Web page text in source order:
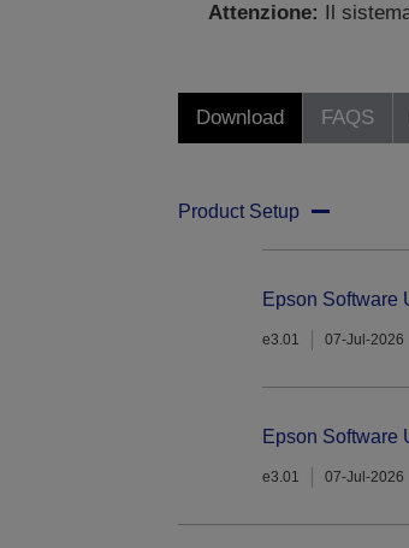
Attenzione:
Il
Download FAQS
Product Setup
Epson Software
e3.01 07-Jul-2026
Epson Software
e3.01 07-Jul-2026